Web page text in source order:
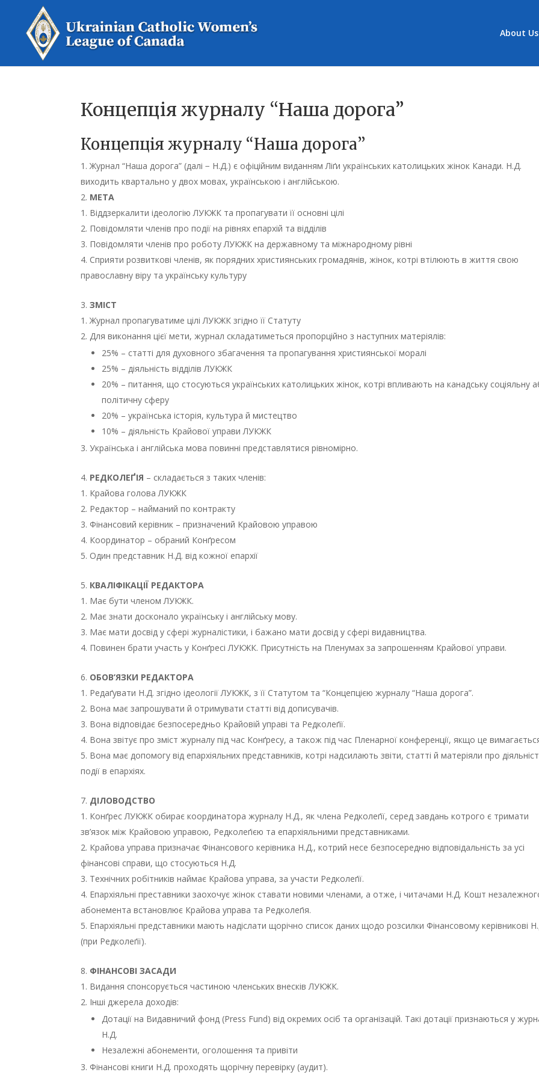
About Us
Концепція журналу “Наша дорога”
Концепція журналу “Наша дорога”
Журнал “Наша дорога” (далі − Н.Д.) є офіційним виданням Ліґи українських католицьких жінок Канади. Н.Д.
виходить квартально у двох мовах, українською і англійською.
МЕТА
Віддзеркалити ідеологію ЛУКЖК та пропагувати її основні цілі
Повідомляти членів про події на рівнях епархій та відділів
Повідомляти членів про роботу ЛУКЖК на державному та міжнародному рівні
Сприяти розвиткові членів, як порядних християнських громадянів, жінок, котрі втілюють в життя свою
православну віру та українську культуру
ЗМІСТ
Журнал пропагуватиме цілі ЛУКЖК згідно її Статуту
Для виконання цієї мети, журнал складатиметься пропорційно з наступних матеріялів:
25% – статті для духовного збагачення та пропагування християнської моралі
25% – діяльність відділів ЛУКЖК
20% – питання, що стосуються українських католицьких жінок, котрі впливають на канадську соціяльну
політичну сферу
20% – українська історія, культура й мистецтво
10% – діяльність Крайової управи ЛУКЖК
Українська і англійська мова повинні представлятися рівномірно.
РЕДКОЛЕҐІЯ – складається з таких членів:
Крайова голова ЛУКЖК
Редактор – найманий по контракту
Фінансовий керівник – призначений Крайовою управою
Координатор – обраний Конґресом
Один представник Н.Д. від кожної епархії
КВАЛІФІКАЦІЇ РЕДАКТОРА
Має бути членом ЛУКЖК.
Має знати досконало українську і англійську мову.
Має мати досвід у сфері журналістики, і бажано мати досвід у сфері видавництва.
Повинен брати участь у Конґресі ЛУКЖК. Присутність на Пленумах за запрошенням Крайової управи.
ОБОВ’ЯЗКИ РЕДАКТОРА
Редаґувати Н.Д. згідно ідеології ЛУКЖК, з її Статутом та “Концепцією журналу “Наша дорога”.
Вона має запрошувати й отримувати статті від дописувачів.
Вона відповідає безпосередньо Крайовій управі та Редколеґії.
Вона звітує про зміст журналу під час Конґресу, а також під час Пленарної конференції, якщо це
Вона має допомогу від епархіяльних представників, котрі надсилають звіти, статті й матеріяли про
події в епархіях.
ДІЛОВОДСТВО
Конґрес ЛУКЖК обирає координатора журналу Н.Д., як члена Редколеґії, серед завдань котрого є тримати
зв’язок між Крайовою управою, Редколеґією та епархіяльними представниками.
Крайова управа призначає Фінансового керівника Н.Д., котрий несе безпосередню відповідальність за усі
фінансові справи, що стосуються Н.Д.
Технічних робітників наймає Крайова управа, за участи Редколеґії.
Епархіяльні преставники заохочує жінок ставати новими членами, а отже, і читачами Н.Д. Кошт
абонемента встановлює Крайова управа та Редколеґія.
Епархіяльні представники мають надіслати щорічно список даних щодо розсилки Фінансовому керівникові
(при Редколеґії).
ФІНАНСОВІ ЗАСАДИ
Видання спонсорується частиною членських внесків ЛУКЖК.
Інші джерела доходів:
Дотації на Видавничий фонд (Press Fund) від окремих осіб та організацій. Такі дотації признаються у
Н.Д.
Незалежні абонементи, оголошення та привіти
Фінансові книги Н.Д. проходять щорічну перевірку (аудит).